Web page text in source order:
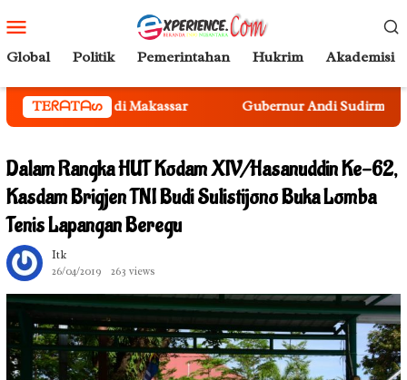
ke
kontenMobile
Global Politik Pemerintahan Hukrim Akademisi
TEᖇᗩTᗩᔕGubernur Andi Sudirman Kukuhkan Sekda
Dalam Rangka HUT Kodam XIV/Hasanuddin Ke-62,
Kasdam Brigjen TNI Budi Sulistijono Buka Lomba
Tenis Lapangan Beregu
Itk
26/04/2019
263 views